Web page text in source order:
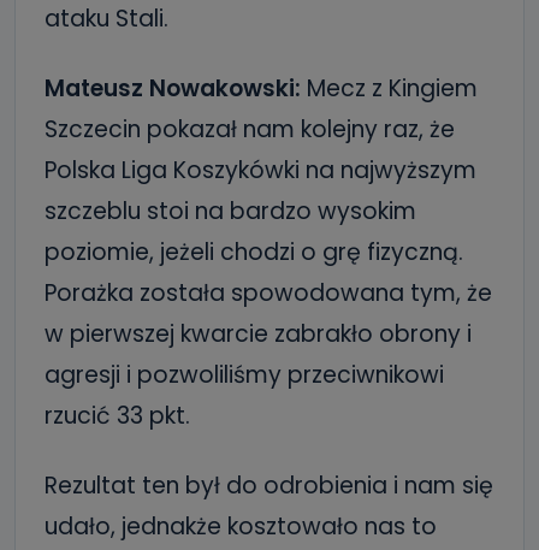
ataku Stali.
Mateusz Nowakowski: Mecz z Kingiem
Szczecin pokazał nam kolejny raz, że
Polska Liga Koszykówki na najwyższym
szczeblu stoi na bardzo wysokim
poziomie, jeżeli chodzi o grę fizyczną.
Porażka została spowodowana tym, że
w pierwszej kwarcie zabrakło obrony i
agresji i pozwoliliśmy przeciwnikowi
rzucić 33 pkt.
Rezultat ten był do odrobienia i nam się
udało, jednakże kosztowało nas to